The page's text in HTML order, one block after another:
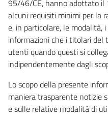
95/46/CE, hanno adottato il
alcuni requisiti minimi per la
e, in particolare, le modalità,
informazioni che i titolari
utenti quando questi si
indipendentemente dagli
Lo scopo della presente
maniera trasparente notizie
e sulle relative modalità di